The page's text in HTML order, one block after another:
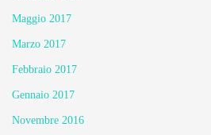
Maggio 2017
Marzo 2017
Febbraio 2017
Gennaio 2017
Novembre 2016